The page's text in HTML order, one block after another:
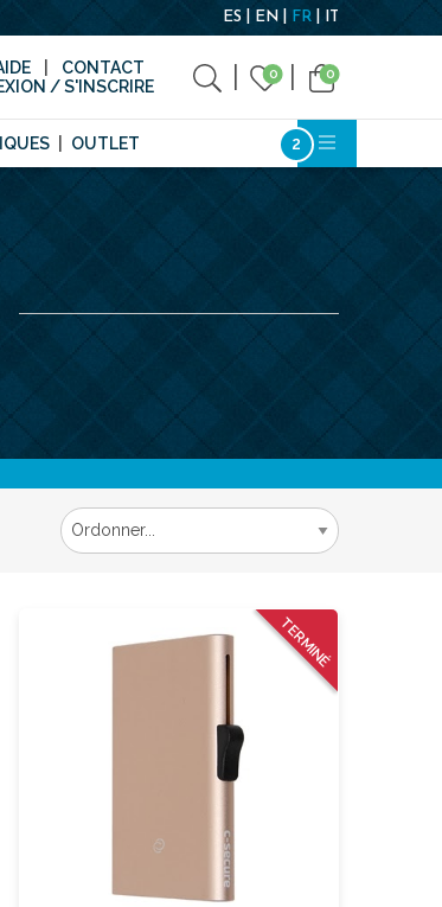
ES EN FR IT
CONTACT
/ S'INSCRIRE
0 0
OUTLET
TERMINÉ